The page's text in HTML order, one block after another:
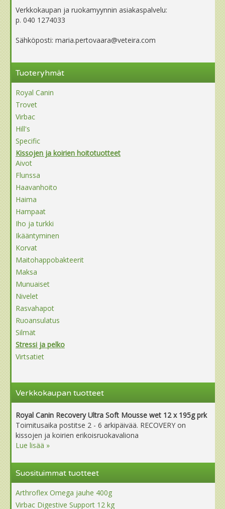
Verkkokaupan ja ruokamyynnin asiakaspalvelu:
p. 040 1274033
Sähköposti: maria.pertovaara@veteira.com
Tuoteryhmät
Royal Canin
Trovet
Virbac
Hill's
Specific
Kissojen ja koirien hoitotuotteet
Aivot
Flunssa
Haavanhoito
Haima
Hampaat
Iho ja turkki
Ikääntyminen
Korvat
Maitohappobakteerit
Maksa
Munuaiset
Nivelet
Rasvahapot
Ruoansulatus
Silmät
Stressi ja pelko
Virtsatiet
Verkkokaupan tuotteet
Royal Canin Recovery Ultra Soft Mousse wet 12 x 195g prk
Toimitusaika postitse 2 - 6 arkipäivää. RECOVERY on
kissojen ja koirien erikoisruokavaliona
Lue lisää »
Suosituimmat tuotteet
Arthroflex Omega jauhe 400g
Virbac Digestive Support 12 kg